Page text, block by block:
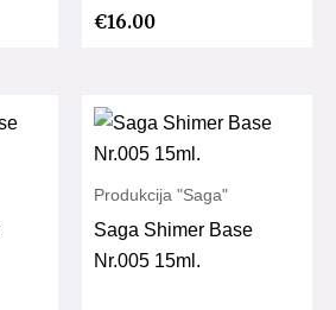
€16.00
Produkcija "Saga"
Saga Shimer Base
Nr.005 15ml.